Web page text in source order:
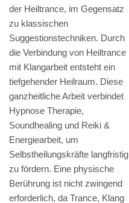
der Heiltrance, im Gegensatz
zu klassischen
Suggestionstechniken. Durch
die Verbindung von Heiltrance
mit Klangarbeit entsteht ein
tiefgehender Heilraum. Diese
ganzheitliche Arbeit verbindet
Hypnose Therapie,
Soundhealing und Reiki &
Energiearbeit, um
Selbstheilungskräfte langfristig
zu fördern. Eine physische
Berührung ist nicht zwingend
erforderlich, da Trance, Klang